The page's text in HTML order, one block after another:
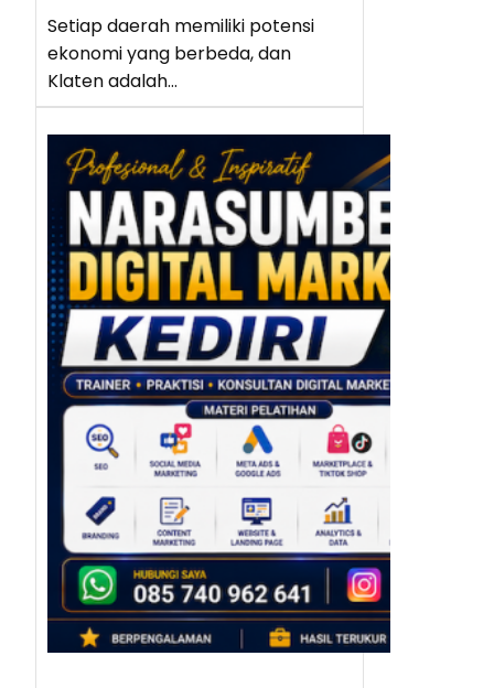
Setiap daerah memiliki potensi
ekonomi yang berbeda, dan
Klaten adalah…